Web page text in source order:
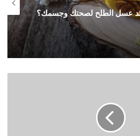
عسل الطلح لصحتك وجسمك؟